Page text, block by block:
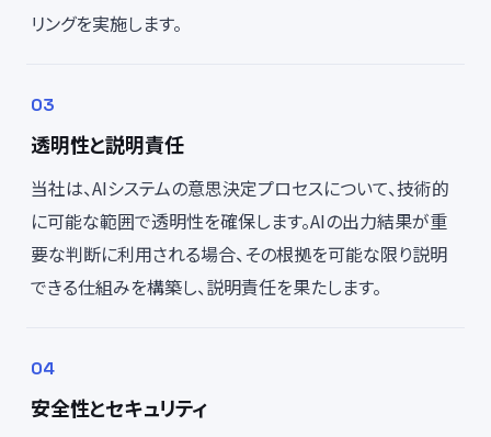
リングを実施します。
透明性と説明責任
当社は、AIシステムの意思決定プロセスについて、技術的
に可能な範囲で透明性を確保します。AIの出力結果が重
要な判断に利用される場合、その根拠を可能な限り説明
できる仕組みを構築し、説明責任を果たします。
安全性とセキュリティ